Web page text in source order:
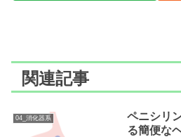
関連記事
04_消化器系
ペニシリ
る簡便な